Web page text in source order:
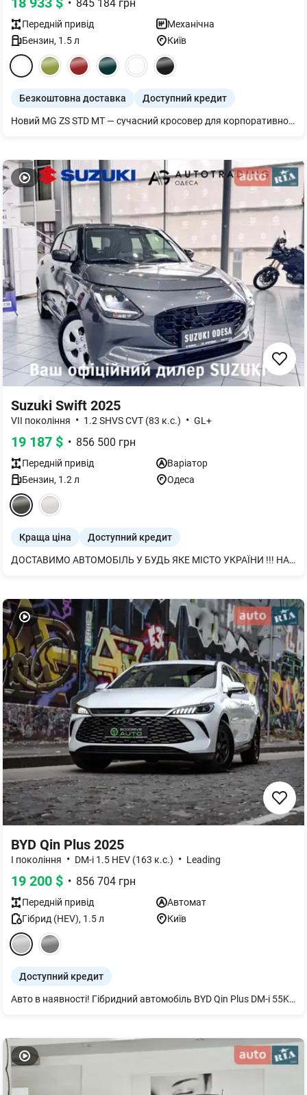
• 845 184 грн
Передній привід
Механічна
Бензин, 1.5л Київ
Безкоштовна доставка Доступний кредит
Новий MG ZS STD MT — сучасний кросовер для корпоративного використання, службових поїздок і автопарків. Надійність, економічність, комфорт. Автомобіль поєднує ефективний 1.5-літровий бензиновий двигун (116 к.с.) з 5-ступеневою механічною коробкою передач, низьку витрату пального (від 6,3 л/100 км) та просторий салон. Переваги для компаній: • Ексклюзивна партія 15 автомобілів від офіційного дилера Winner Automotive • Гарантія 5 років або 150 000 км • Вигідні умови лізингу та кредиту, продаж в трейд-ін. • Обслуговування в офіційній дилерській мережі • Ідеальне рішення для корпоративних парків, сервісних компаній, таксі, carsharing. • Персональні знижки при покупці партії автомобілів Основне оснащення: • Кондиціонер з автоматичним керуванням • Камера заднього огляду, парктроніки • Світлодіодні ходові вогні, автоматичні фари • Мультимедіа 10.25” з Apple CarPlay™ / Android Auto™ • 4 динаміки, Bluetooth • Центральний підлокітник, тканинний салон • Диски 16” легкосплавні Кредит та лізинг від 0,01% Trade-In: обміняйте свій автомобіль на новий Ford Puma Додай до автопарку MG ZS — стильний, надійний та вигідний вибір для бізнесу!
Suzuki Swift 2025
VII покоління • 1.2 SHVS CVT (83 к.с.) • GL+
19 187 $ • 856 500 грн
Передній привід
Варіатор
Бензин, 1.2 л Одеса
Краща ціна Доступний кредит
ДОСТАВИМО АВТОМОБІЛЬ У БУДЬ ЯКЕ МІСТО УКРАЇНИ !!! НАБЕРІТЬ І МИ ПІДБЕРЕМО НАЙЗРУЧНІШИЙ ФОРМАТ ПОКУПКИ !!! АВТОМОБІЛЬ В НАЯВНОСТІ !!! Suzuki SWIFT у версії HYBRID зі ВСІМА НАЙСУЧАСНІШИМИ СИСТЕМАМИ БЕЗПЕКИ представлений в Офіційному дилерському центрі SUZUKI компаніі " Автотрейдінг Одеса " Економічний та драйвовий бензиновий двигун 1,2 з системою м’якого гібрида SHVS, надійна та перевірена автоматична коробка передач AISIN, Японська зборка Це все про Suzuki SWIFT. Комплектація GLХ включає в себе : *Система автономного автоматичного гальмування з двома датчиками (DSBS II), для виявлення автомобілів, мотоциклів, велосипедів та пішоходів * Контроль сліпих зон / попередження про перехресний рух ззаду * Адаптивний Круїз-контроль з управлінням на кермі * 7 подушок безпеки * Мультимедійна система 7-дюймів з камерою заднього огляду * Клімат - Контроль * Задні датчики паркування * Система безключового доступу і запуску двигуна * Датчик автоматичного включення світла і датчик дощу * Фари головного світла світлодіодні лінзовані
BYD Qin Plus 2025
I покоління • DM-i 1.5 HEV (163 к.с.) • Leading
19 200 $ • 856 704 грн
Передній привід
Автомат
Гібрид (HEV), 1.5л Київ
Доступний кредит
Авто в наявності! Гібридний автомобіль BYD Qin Plus DM-i 55KM Leading Type 2025, Snow White, сірий салон Гібридний BYD Qin Plus DM-i 55KM Leading Type 2025 — це сучасний седан, створений на ефективній платформі DM-i, що поєднує економічність гібрида з тихою та плавною роботою електроприводу. Модель вирізняється стильним силуетом, динамічним керуванням і збалансованою енергоефективністю, а також отримує оцінену багатьма систему інтелектуальної допомоги водієві «Око Бога C», що підвищує безпеку щоденних поїздок. У салоні автомобіля реалізована інноваційна концепція Surrounding Wide-View Suspended Cockpit, яка забезпечує широкий огляд і відчуття простору. Для зручності передбачено NFC-ключ у смартфоні та новий електронний перемикач передач BYD Heart, що робить керування інтуїтивним і сучасним. Qin Plus DM-i у версії Leading Type поєднує технологічність, комфорт і практичність — оптимальний вибір для міста та заміських поїздок. BYD Qin Plus DM-i 55KM Leading Type 2025: Гібридна силова установка потужністю 264 к.с. (194 кВт), 210 Нм, що забезпечує розгін до 100 км/год всього за 7,6 с. Повний запас ходу: до 2000 км (CLTC) Привід: передній Комплектація BYD Qin Plus DM-i 55KM Leading Type 2025: - Інтелектуальна система допомоги водієві "Око Бога C". . - Ключ автомобіля з NFC у мобільному телефоні. - Новий електронний перемикач передач BYD Heart. - Інноваційна кабіна Surrounding Wide-View Suspended Cockpit з широким оглядом навколо.